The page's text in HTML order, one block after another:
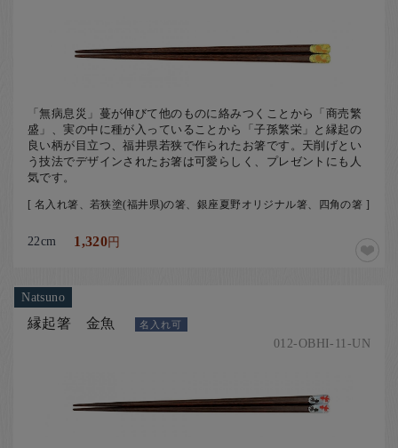
「無病息災」蔓が伸びて他のものに絡みつくことから「商売繁
盛」、実の中に種が入っていることから「子孫繁栄」と縁起の
良い柄が目立つ、福井県若狭で作られたお箸です。天削げとい
う技法でデザインされたお箸は可愛らしく、プレゼントにも人
気です。
[ 名入れ箸、若狭塗(福井県)の箸、銀座夏野オリジナル箸、四角の箸 ]
22cm 1,320円
Natsuno
縁起箸 金魚 名入れ可
012-OBHI-11-UN